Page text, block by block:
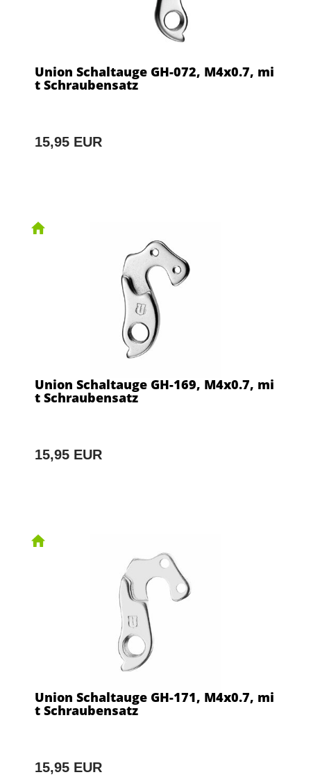
Union Schaltauge GH-072, M4x0.7, mi
t Schraubensatz
15,95 EUR
Union Schaltauge GH-169, M4x0.7, mi
t Schraubensatz
15,95 EUR
Union Schaltauge GH-171, M4x0.7, mi
t Schraubensatz
15,95 EUR